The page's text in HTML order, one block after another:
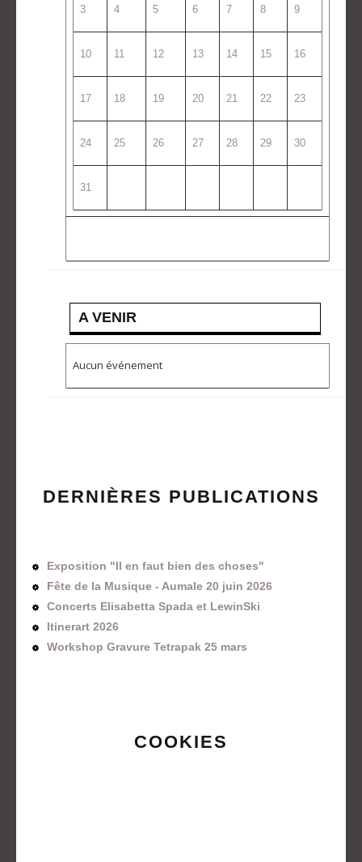
3 4 5 6 7 8 9
10 11 12 13 14 15 16
17 18 19 20 21 22 23
24 25 26 27 28 29 30
31
A VENIR
Aucun événement
DERNIÈRES PUBLICATIONS
Exposition "Il en faut bien des choses"
Fête de la Musique - Aumale 20 juin 2026
Concerts Elisabetta Spada et LewinSki
Itinerart 2026
Workshop Gravure Tetrapak 25 mars
COOKIES